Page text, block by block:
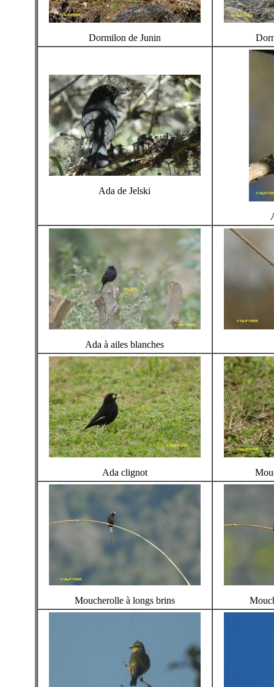
Dormilon de Junin
Ada de Jelski
Ada à ailes blanches
Ada clignot
Moucherolle à longs brins